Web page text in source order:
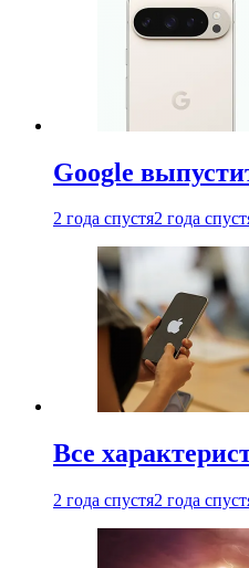
Google
2 года спустя2 года
Все
2 года спустя2 года